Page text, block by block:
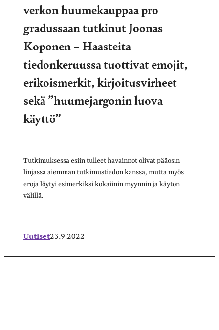
verkon huumekauppaa pro
gradussaan tutkinut Joonas
Koponen – Haasteita
tiedonkeruussa tuottivat emojit,
erikoismerkit, kirjoitusvirheet
sekä ”huumejargonin luova
käyttö”
Tutkimuksessa esiin tulleet havainnot olivat pääosin
linjassa aiemman tutkimustiedon kanssa, mutta myös
eroja löytyi esimerkiksi kokaiinin myynnin ja käytön
välillä.
Uutiset23.9.2022